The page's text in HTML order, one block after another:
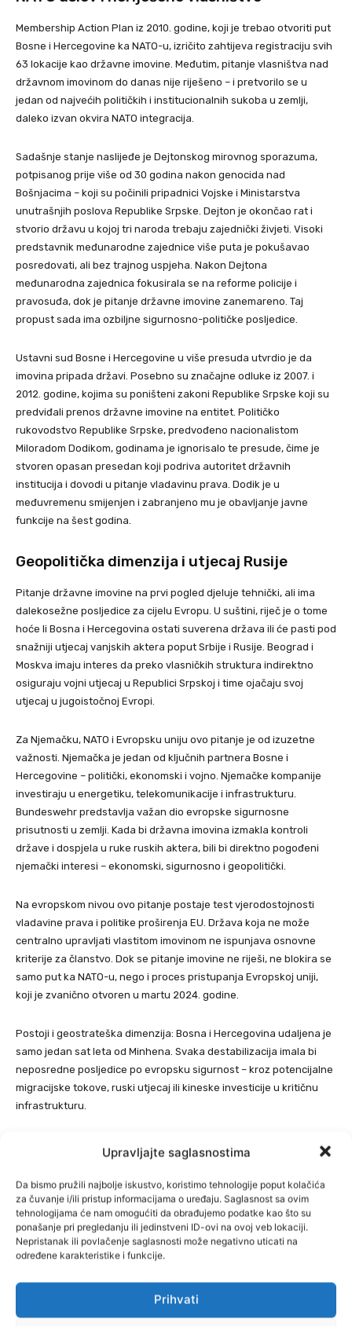
Upravljajte saglasnostima
Da bismo pružili najbolje iskustvo, koristimo tehnologije poput kolačića
za čuvanje i/ili pristup informacijama o uređaju. Saglasnost sa ovim
tehnologijama će nam omogućiti da obrađujemo podatke kao što su
ponašanje pri pregledanju ili jedinstveni ID-ovi na ovoj veb lokaciji.
Nepristanak ili povlačenje saglasnosti može negativno uticati na
određene karakteristike i funkcije.
Prihvati
Membership Action Plan iz 2010. godine, koji je trebao otvoriti put
Bosne i Hercegovine ka NATO-u, izričito zahtijeva registraciju svih
63 lokacije kao državne imovine. Međutim, pitanje vlasništva nad
državnom imovinom do danas nije riješeno – i pretvorilo se u
jedan od najvećih političkih i institucionalnih sukoba u zemlji,
daleko izvan okvira NATO integracija.
Sadašnje stanje naslijeđe je Dejtonskog mirovnog sporazuma,
potpisanog prije više od 30 godina nakon genocida nad
Bošnjacima – koji su počinili pripadnici Vojske i Ministarstva
unutrašnjih poslova Republike Srpske. Dejton je okončao rat i
stvorio državu u kojoj tri naroda trebaju zajednički živjeti. Visoki
predstavnik međunarodne zajednice više puta je pokušavao
posredovati, ali bez trajnog uspjeha. Nakon Dejtona
međunarodna zajednica fokusirala se na reforme policije i
pravosuđa, dok je pitanje državne imovine zanemareno. Taj
propust sada ima ozbiljne sigurnosno-političke posljedice.
Ustavni sud Bosne i Hercegovine u više presuda utvrdio je da
imovina pripada državi. Posebno su značajne odluke iz 2007. i
2012. godine, kojima su poništeni zakoni Republike Srpske koji su
predviđali prenos državne imovine na entitet. Političko
rukovodstvo Republike Srpske, predvođeno nacionalistom
Miloradom Dodikom, godinama je ignorisalo te presude, čime je
stvoren opasan presedan koji podriva autoritet državnih
institucija i dovodi u pitanje vladavinu prava. Dodik je u
međuvremenu smijenjen i zabranjeno mu je obavljanje javne
funkcije na šest godina.
Geopolitička dimenzija i utjecaj Rusije
Pitanje državne imovine na prvi pogled djeluje tehnički, ali ima
dalekosežne posljedice za cijelu Evropu. U suštini, riječ je o tome
hoće li Bosna i Hercegovina ostati suverena država ili će pasti pod
snažniji utjecaj vanjskih aktera poput Srbije i Rusije. Beograd i
Moskva imaju interes da preko vlasničkih struktura indirektno
osiguraju vojni utjecaj u Republici Srpskoj i time ojačaju svoj
utjecaj u jugoistočnoj Evropi.
Za Njemačku, NATO i Evropsku uniju ovo pitanje je od izuzetne
važnosti. Njemačka je jedan od ključnih partnera Bosne i
Hercegovine – politički, ekonomski i vojno. Njemačke kompanije
investiraju u energetiku, telekomunikacije i infrastrukturu.
Bundeswehr predstavlja važan dio evropske sigurnosne
prisutnosti u zemlji. Kada bi državna imovina izmakla kontroli
države i dospjela u ruke ruskih aktera, bili bi direktno pogođeni
njemački interesi – ekonomski, sigurnosno i geopolitički.
Na evropskom nivou ovo pitanje postaje test vjerodostojnosti
vladavine prava i politike proširenja EU. Država koja ne može
centralno upravljati vlastitom imovinom ne ispunjava osnovne
kriterije za članstvo. Dok se pitanje imovine ne riješi, ne blokira se
samo put ka NATO-u, nego i proces pristupanja Evropskoj uniji,
koji je zvanično otvoren u martu 2024. godine.
Postoji i geostrateška dimenzija: Bosna i Hercegovina udaljena je
samo jedan sat leta od Minhena. Svaka destabilizacija imala bi
neposredne posljedice po evropsku sigurnost – kroz potencijalne
migracijske tokove, ruski utjecaj ili kineske investicije u kritičnu
infrastrukturu.
putem „mwkw moći“: naglašava zajednički pravoslavni identitet i
potiče anti-zapadne narative. Teme poput državne imovine
emocionaliziraju se i politiziraju kako bi se produbili sukobi.
Istraživanja javnog mnijenja pokazuju duboke podjele: u Republici
Srpskoj dominira protivljenje NATO-u i simpatije prema Rusiji, dok
Bošnjaci i Hrvati većinom podržavaju euroatlantske integracije.
NATO i EU: upozorenja i reforme